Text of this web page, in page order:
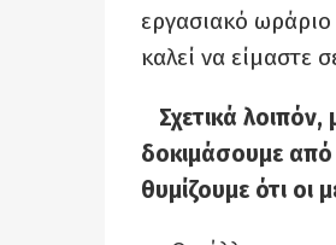
εργασιακό
καλεί να είμαστε
Σχετικά
δοκιμάσουμε
θυμίζουμε ότι οι